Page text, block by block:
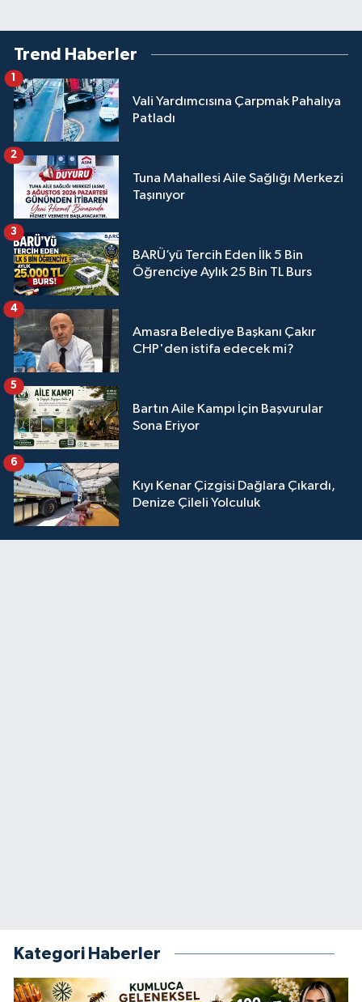
Trend Haberler
Vali Yardımcısına Çarpmak Pahalıya
Patladı
1
Tuna Mahallesi Aile Sağlığı Merkezi
Taşınıyor
2
BARÜ’yü Tercih Eden İlk 5 Bin
Öğrenciye Aylık 25 Bin TL Burs
3
Amasra Belediye Başkanı Çakır
CHP'den istifa edecek mi?
4
Bartın Aile Kampı İçin Başvurular
Sona Eriyor
5
Kıyı Kenar Çizgisi Dağlara Çıkardı,
Denize Çileli Yolculuk
6
Kategori Haberler